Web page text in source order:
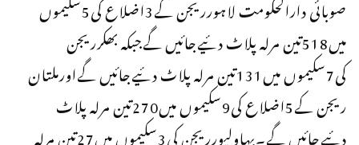
صوبائی دارالحکومت لاہورریجن کے3اضلاع کی5سکیموں
میں518تین مرلہ پلاٹ دئیےجائیں گےجبکہ بھکرریجن
کی7سکیموں میں131تین مرلہ پلاٹ دئیےجائیں گےاورملتان
ریجن کے5اضلاع کی9سکیموں میں270تین مرلہ پلاٹ
دئیےجائیں گے۔بہاولپورریجن کی3سکیموں میں27تین مرلہ